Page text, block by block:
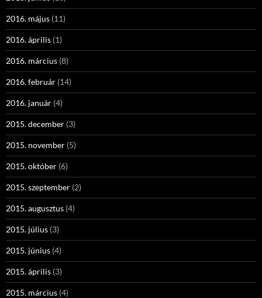
2016. május (11)
2016. április (1)
2016. március (8)
2016. február (14)
2016. január (4)
2015. december (3)
2015. november (5)
2015. október (6)
2015. szeptember (2)
2015. augusztus (4)
2015. július (3)
2015. június (4)
2015. április (3)
2015. március (4)